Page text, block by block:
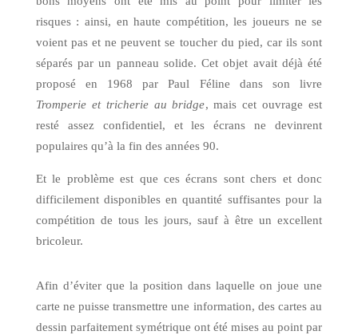
risques : ainsi, en haute compétition, les joueurs ne se
voient pas et ne peuvent se toucher du pied, car ils sont
séparés par un panneau solide. Cet objet avait déjà été
proposé en 1968 par Paul Féline dans son livre
Tromperie et tricherie au bridge, mais cet ouvrage est
resté assez confidentiel, et les écrans ne devinrent
populaires qu’à la fin des années 90.
Et le problème est que ces écrans sont chers et donc
difficilement disponibles en quantité suffisantes pour la
compétition de tous les jours, sauf à être un excellent
bricoleur.
Afin d’éviter que la position dans laquelle on joue une
carte ne puisse transmettre une information, des cartes au
dessin parfaitement symétrique ont été mises au point par